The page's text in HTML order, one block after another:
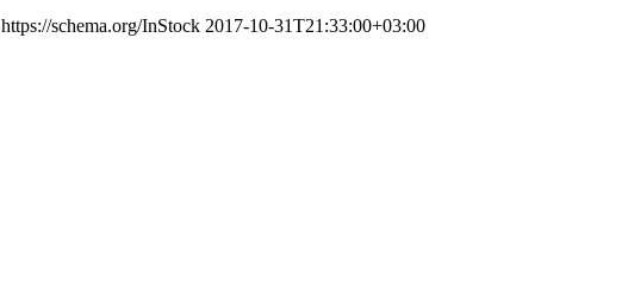
https://schema.org/InStock 2017-10-31T21:33:00+03:00